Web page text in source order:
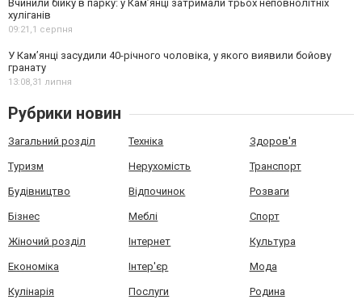
Вчинили бійку в парку: у Кам’янці затримали трьох неповнолітніх
хуліганів
09:21,1 серпня
У Камʼянці засудили 40-річного чоловіка, у якого виявили бойову
гранату
13:08,31 липня
Рубрики новин
Загальний розділ Техніка Здоров'я
Туризм Нерухомість Транспорт
Будівництво Відпочинок Розваги
Бізнес Меблі Спорт
Жіночий розділ Інтернет Культура
Економіка Інтер'єр Мода
Кулінарія Послуги Родина